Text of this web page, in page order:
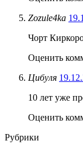
Zozule4ka
Чорт
Оценить
Цибуля
10 лет уже
Оценить
Рубрики